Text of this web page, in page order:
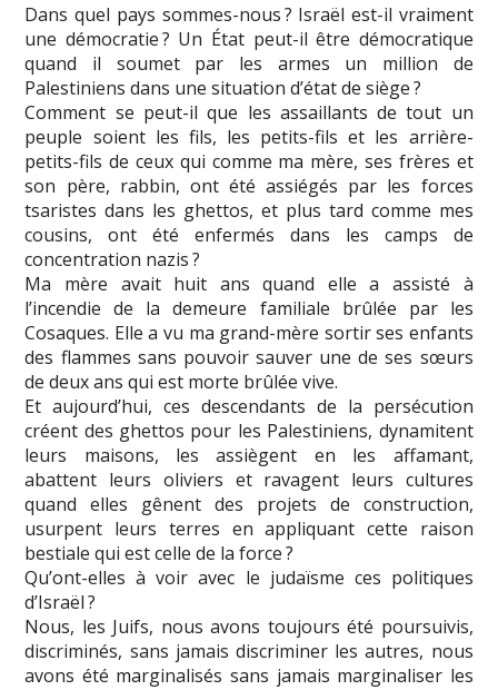
Dans quel pays sommes-nous ? Israël est-il vraiment
une démocratie ? Un État peut-il être démocratique
quand il soumet par les armes un million de
Palestiniens dans une situation d’état de siège ?
Comment se peut-il que les assaillants de tout un
peuple soient les fils, les petits-fils et les arrière-
petits-fils de ceux qui comme ma mère, ses frères et
son père, rabbin, ont été assiégés par les forces
tsaristes dans les ghettos, et plus tard comme mes
cousins, ont été enfermés dans les camps de
concentration nazis ?
Ma mère avait huit ans quand elle a assisté à
l’incendie de la demeure familiale brûlée par les
Cosaques. Elle a vu ma grand-mère sortir ses enfants
des flammes sans pouvoir sauver une de ses sœurs
de deux ans qui est morte brûlée vive.
Et aujourd’hui, ces descendants de la persécution
créent des ghettos pour les Palestiniens, dynamitent
leurs maisons, les assiègent en les affamant,
abattent leurs oliviers et ravagent leurs cultures
quand elles gênent des projets de construction,
usurpent leurs terres en appliquant cette raison
bestiale qui est celle de la force ?
Qu’ont-elles à voir avec le judaïsme ces politiques
d’Israël ?
Nous, les Juifs, nous avons toujours été poursuivis,
discriminés, sans jamais discriminer les autres, nous
avons été marginalisés sans jamais marginaliser les